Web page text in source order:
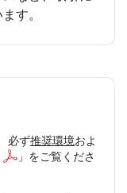
す。
必ず推奨環境およ
」をご覧くださ